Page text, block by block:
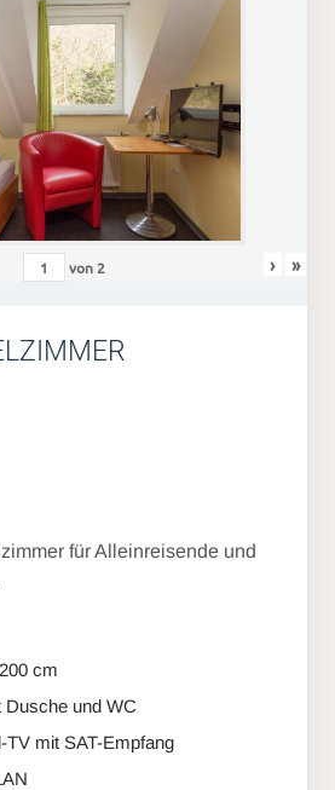
von 2 › »
für Alleinreisende und
cm
Dusche und WC
TV mit SAT-Empfang